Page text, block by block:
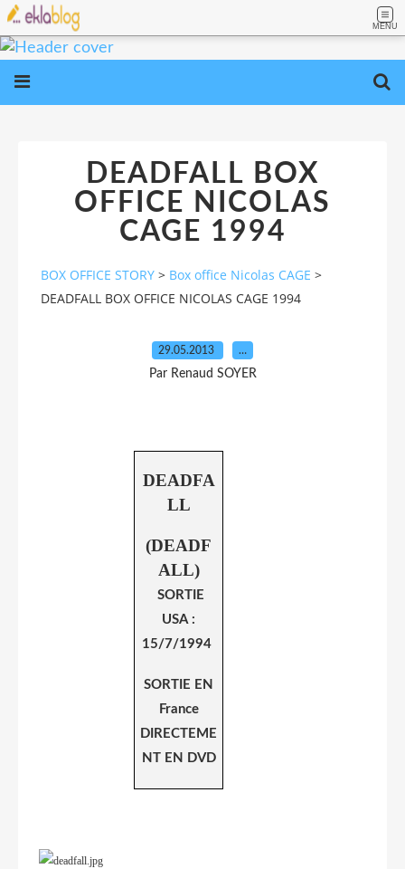
MENU
DEADFALL BOX
OFFICE NICOLAS
CAGE 1994
BOX OFFICE STORY > Box office Nicolas CAGE >
DEADFALL BOX OFFICE NICOLAS CAGE 1994
29.05.2013 …
Par Renaud SOYER
DEADFA
LL
(DEADF
ALL)
SORTIE
USA :
15/7/1994
SORTIE EN
France
DIRECTEME
NT EN DVD